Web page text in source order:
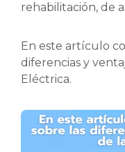
rehabilitación, de
En este artículo
diferencias y
Eléctrica.